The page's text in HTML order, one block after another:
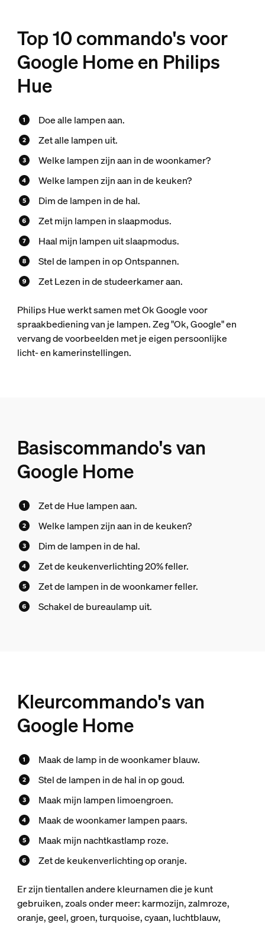
Top 10 commando's voor
Google Home en Philips
Hue
Doe alle lampen aan.
Zet alle lampen uit.
Welke lampen zijn aan in de woonkamer?
Welke lampen zijn aan in de keuken?
Dim de lampen in de hal.
Zet mijn lampen in slaapmodus.
Haal mijn lampen uit slaapmodus.
Stel de lampen in op Ontspannen.
Zet Lezen in de studeerkamer aan.
Philips Hue werkt samen met Ok Google voor
spraakbediening van je lampen. Zeg "Ok, Google" en
vervang de voorbeelden met je eigen persoonlijke
licht- en kamerinstellingen.
Basiscommando's van
Google Home
Zet de Hue lampen aan.
Welke lampen zijn aan in de keuken?
Dim de lampen in de hal.
Zet de keukenverlichting 20% feller.
Zet de lampen in de woonkamer feller.
Schakel de bureaulamp uit.
Kleurcommando's van
Google Home
Maak de lamp in de woonkamer blauw.
Stel de lampen in de hal in op goud.
Maak mijn lampen limoengroen.
Maak de woonkamer lampen paars.
Maak mijn nachtkastlamp roze.
Zet de keukenverlichting op oranje.
Er zijn tientallen andere kleurnamen die je kunt
gebruiken, zoals onder meer: karmozijn, zalmroze,
oranje, geel, groen, turquoise, cyaan, luchtblauw,